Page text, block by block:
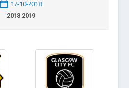
17-10-2018
2018 2019